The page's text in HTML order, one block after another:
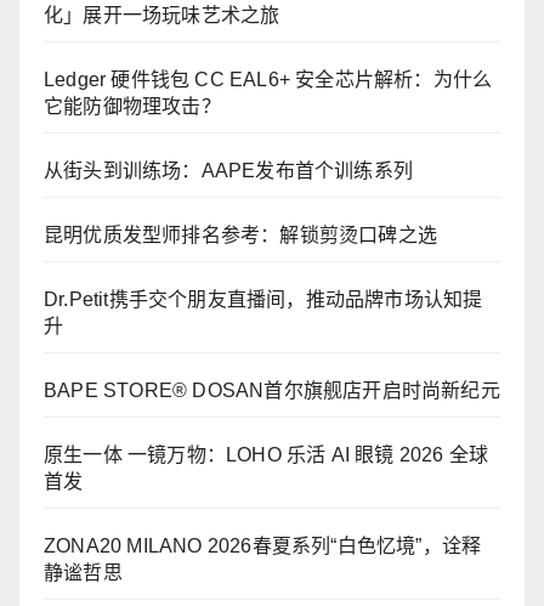
化」展开一场玩味艺术之旅
Ledger 硬件钱包 CC EAL6+ 安全芯片解析：为什么
它能防御物理攻击？
从街头到训练场：AAPE发布首个训练系列
昆明优质发型师排名参考：解锁剪烫口碑之选
Dr.Petit携手交个朋友直播间，推动品牌市场认知提
升
BAPE STORE® DOSAN首尔旗舰店开启时尚新纪元
原生一体 一镜万物：LOHO 乐活 AI 眼镜 2026 全球
首发
ZONA20 MILANO 2026春夏系列“白色忆境”，诠释
静谧哲思